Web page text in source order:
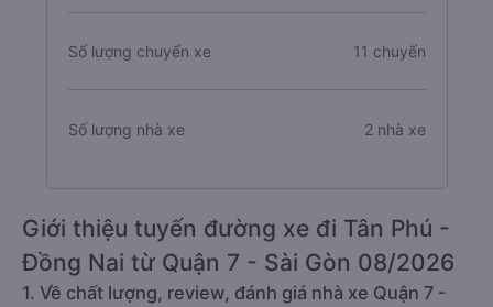
Số lượng chuyến xe 11 chuyến
Số lượng nhà xe 2 nhà xe
Giới thiệu tuyến đường xe đi Tân Phú -
Đồng Nai từ Quận 7 - Sài Gòn 08/2026
1. Về chất lượng, review, đánh giá nhà xe Quận 7 -